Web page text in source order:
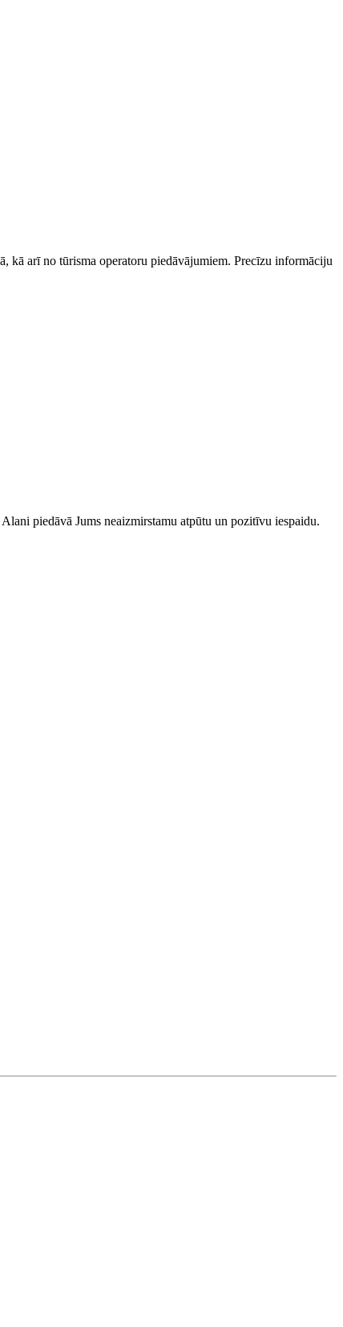
kā arī no tūrisma operatoru piedāvājumiem. Precīzu informāciju
piedāvā Jums neaizmirstamu atpūtu un pozitīvu iespaidu.